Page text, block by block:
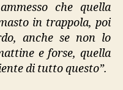
che quella
in trappola, poi
anche se non lo
e forse, quella
di tutto questo”.